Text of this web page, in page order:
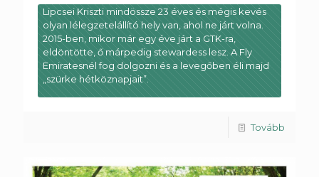
Lipcsei Kriszti mindössze 23 éves és mégis kevés
olyan lélegzetelállító hely van, ahol ne járt volna.
2015-ben, mikor már egy éve járt a GTK-ra,
eldöntötte, ő márpedig stewardess lesz. A Fly
Emiratesnél fog dolgozni és a levegőben éli majd
„szürke hétköznapjait”.
Tovább